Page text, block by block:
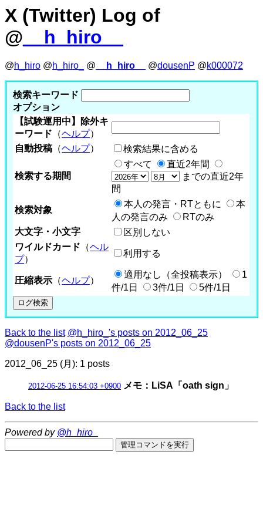
X (Twitter) Log of
@ __h_hiro__
@h_hiro @h_hiro_ @ __h_hiro__ @dousenP @k000072
検索キーワード
オプション
【試験運用中】除外キ
ーワード （ヘルプ）
自動投稿 （ヘルプ） 検索結果に含める
検索する期間
すべて
直近2年間
までの直近2年
間
検索対象
本人の発言・RTともに
本
人の発言のみ
RTのみ
大文字・小文字
区別しない
ワイルドカード （ヘル
プ）
利用する
圧縮表示 （ヘルプ）
適用なし（全投稿表示）
1
件/1日
3件/1日 5件/1日
Back to the list @h_hiro_'s posts on 2012_06_25
@dousenP's posts on 2012_06_25
2012_06_25 (月): 1 posts
2012-06-25 16:54:03 +0900 メモ：LiSA「oath sign」
Back to the list
Powered by @h_hiro_